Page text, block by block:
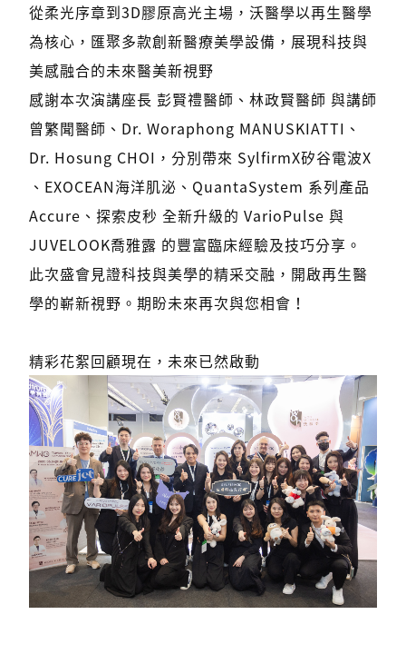
從柔光序章到3D膠原高光主場，沃醫學以再生醫學
為核心，匯聚多款創新醫療美學設備，展現科技與
美感融合的未來醫美新視野
感謝本次演講座長 彭賢禮醫師、林政賢醫師 與講師
曾繁聞醫師、Dr. Woraphong MANUSKIATTI、
Dr. Hosung CHOI，分別帶來 SylfirmX矽谷電波X
、EXOCEAN海洋肌泌、QuantaSystem 系列產品
Accure、探索皮秒 全新升級的 VarioPulse 與
JUVELOOK喬雅露 的豐富臨床經驗及技巧分享。
此次盛會見證科技與美學的精采交融，開啟再生醫
學的嶄新視野。期盼未來再次與您相會！
精彩花絮回顧現在，未來已然啟動